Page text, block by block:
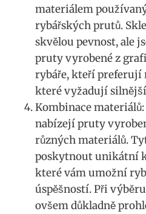
materiálem
rybářských prutů.
⁤skvělou⁣ pevnost, ale
pruty​ vyrobené z
rybáře, ⁢kteří preferují⁣
které vyžadují
Kombinace
nabízejí pruty
různých ⁢materiálů.
poskytnout unikátní
které vám umožní‌
úspěšností. Při
ovšem důkladně